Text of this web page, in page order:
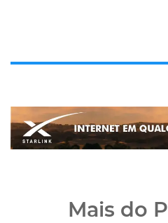
Mais do